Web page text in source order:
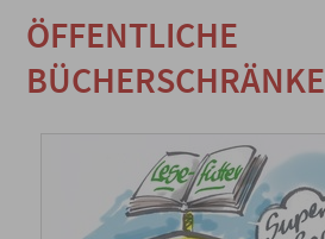
ÖFFENTLICHE
BÜCHERSCHRÄNKE